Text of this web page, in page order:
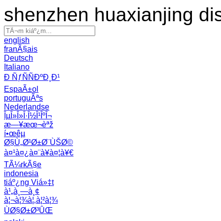
shenzhen huaxianjing
english
franÃ§ais
Deutsch
Italiano
Ð ÑƒÑÑÐºÐ¸Ð¹
EspaÃ±ol
portuguÃªs
Nederlandse
ÎµÎ»Î»Î·Î½Î¹ÎºÎ¬
æ—¥æœ¬èªž
í•œêµ­
Ø§Ù„Ø¹Ø±Ø¨ÙŠØ©
à¤¹à¤¿à¤¨à¥à¤¦à¥€
TÃ¼rkÃ§e
indonesia
tiáº¿ng Viá»‡t
à¹„à¸—à¸¢
à¦¬à¦¾à¦‚à¦²à¦¾
ÙØ§Ø±Ø³ÛŒ